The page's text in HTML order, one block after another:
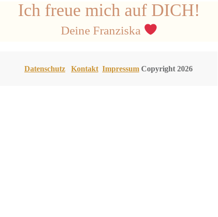
Ich freue mich auf DICH!
Deine Franziska
Datenschutz Kontakt Impressum Copyright 2026